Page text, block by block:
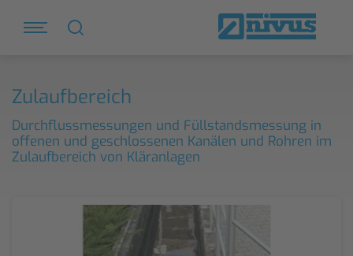
Zulaufbereich
Durchflussmessungen und Füllstandsmessung in
offenen und geschlossenen Kanälen und Rohren im
Zulaufbereich von Kläranlagen